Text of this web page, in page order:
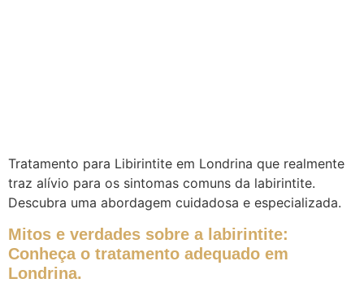
Tratamento para Libirintite em Londrina que realmente
traz alívio para os sintomas comuns da labirintite.
Descubra uma abordagem cuidadosa e especializada.
Mitos e verdades sobre a labirintite:
Conheça o tratamento adequado em
Londrina.